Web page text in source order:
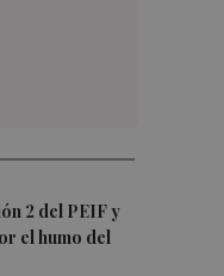
2 del PEIF y
el humo del